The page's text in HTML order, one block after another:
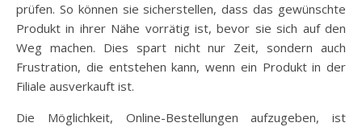
prüfen. So können sie sicherstellen, dass das gewünschte
Produkt in ihrer Nähe vorrätig ist, bevor sie sich auf den
Weg machen. Dies spart nicht nur Zeit, sondern auch
Frustration, die entstehen kann, wenn ein Produkt in der
Filiale ausverkauft ist.
Die Möglichkeit, Online-Bestellungen aufzugeben, ist